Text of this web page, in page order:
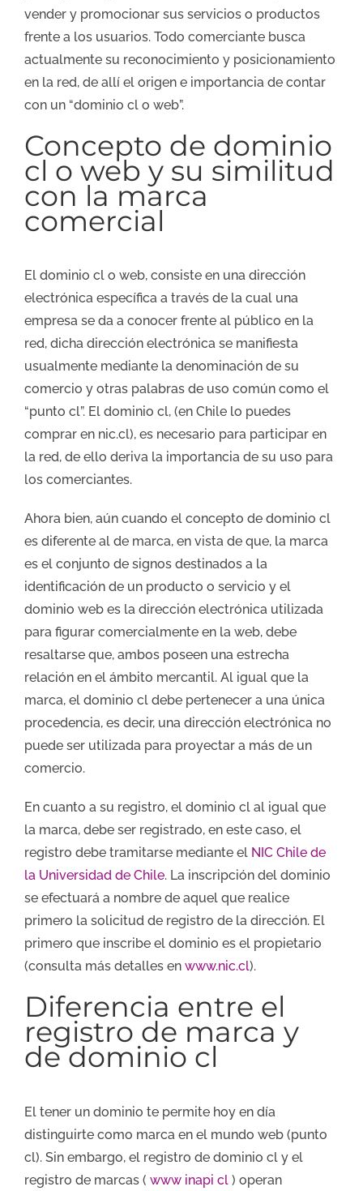
vender y promocionar sus servicios o productos
frente a los usuarios. Todo comerciante busca
actualmente su reconocimiento y posicionamiento
en la red, de allí el origen e importancia de contar
con un “dominio cl o web”.
Concepto de dominio
cl o web y su similitud
con la marca
comercial
El dominio cl o web, consiste en una dirección
electrónica específica a través de la cual una
empresa se da a conocer frente al público en la
red, dicha dirección electrónica se manifiesta
usualmente mediante la denominación de su
comercio y otras palabras de uso común como el
“punto cl”. El dominio cl, (en Chile lo puedes
comprar en nic.cl), es necesario para participar en
la red, de ello deriva la importancia de su uso para
los comerciantes.
Ahora bien, aún cuando el concepto de dominio cl
es diferente al de marca, en vista de que, la marca
es el conjunto de signos destinados a la
identificación de un producto o servicio y el
dominio web es la dirección electrónica utilizada
para figurar comercialmente en la web, debe
resaltarse que, ambos poseen una estrecha
relación en el ámbito mercantil. Al igual que la
marca, el dominio cl debe pertenecer a una única
procedencia, es decir, una dirección electrónica no
puede ser utilizada para proyectar a más de un
comercio.
En cuanto a su registro, el dominio cl al igual que
la marca, debe ser registrado, en este caso, el
registro debe tramitarse mediante el NIC Chile de
la Universidad de Chile. La inscripción del dominio
se efectuará a nombre de aquel que realice
primero la solicitud de registro de la dirección. El
primero que inscribe el dominio es el propietario
(consulta más detalles en www.nic.cl).
Diferencia entre el
registro de marca y
de dominio cl
El tener un dominio te permite hoy en día
distinguirte como marca en el mundo web (punto
cl). Sin embargo, el registro de dominio cl y el
registro de marcas ( www inapi cl ) operan